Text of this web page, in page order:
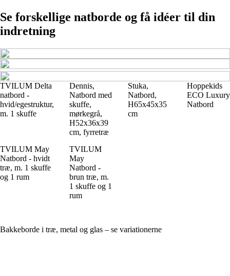
Se forskellige natborde og få idéer til din
indretning
TVILUM Delta
natbord -
hvid/egestruktur,
m. 1 skuffe
Dennis,
Natbord med
skuffe,
mørkegrå,
H52x36x39
cm, fyrretræ
Stuka,
Natbord,
H65x45x35
cm
Hoppekids
ECO Luxury
Natbord
TVILUM May
Natbord - hvidt
træ, m. 1 skuffe
og 1 rum
TVILUM
May
Natbord -
brun træ, m.
1 skuffe og 1
rum
Bakkeborde i træ, metal og glas – se variationerne